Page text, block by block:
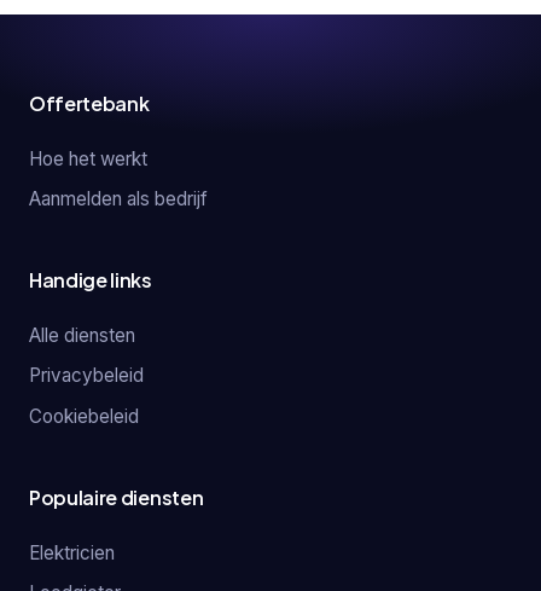
Offertebank
Hoe het werkt
Aanmelden als bedrijf
Handige links
Alle diensten
Privacybeleid
Cookiebeleid
Populaire diensten
Elektricien